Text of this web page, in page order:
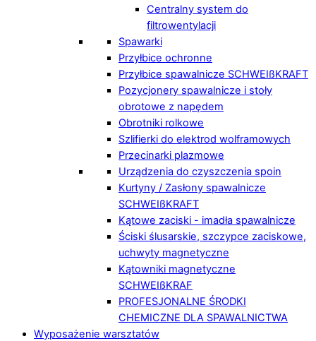
Centralny system do
filtrowentylacji
Spawarki
Przyłbice ochronne
Przyłbice spawalnicze SCHWEIßKRAFT
Pozycjonery spawalnicze i stoły
obrotowe z napędem
Obrotniki rolkowe
Szlifierki do elektrod wolframowych
Przecinarki plazmowe
Urządzenia do czyszczenia spoin
Kurtyny / Zasłony spawalnicze
SCHWEIßKRAFT
Kątowe zaciski - imadła spawalnicze
Ściski ślusarskie, szczypce zaciskowe,
uchwyty magnetyczne
Kątowniki magnetyczne
SCHWEIßKRAF
PROFESJONALNE ŚRODKI
CHEMICZNE DLA SPAWALNICTWA
Wyposażenie warsztatów